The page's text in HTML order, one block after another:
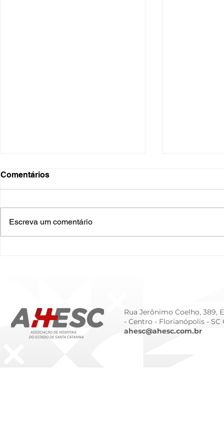
Comentários
Escreva um comentário
Rua Jerônimo Coelho, 389,
- Centro - Florianópolis - SC
ahesc@ahesc.com.br